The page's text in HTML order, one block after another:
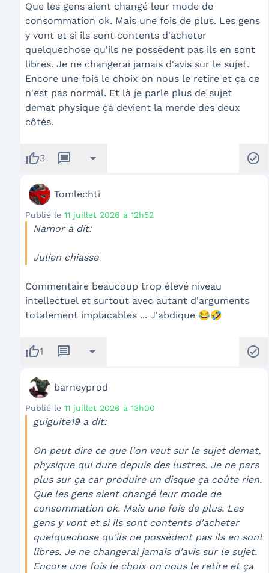
Que les gens aient changé leur mode de
consommation ok. Mais une fois de plus. Les gens
y vont et si ils sont contents d'acheter
quelquechose qu'ils ne possèdent pas ils en sont
libres. Je ne changerai jamais d'avis sur le sujet.
Encore une fois le choix on nous le retire et ça ce
n'est pas normal. Et là je parle plus de sujet
demat physique ça devient la merde des deux
côtés.
thumb_up3 message arrow_drop_down check_circle
Tomlechti
Publié le 11 juillet 2026 à 12h52
Namor a dit:
Julien chiasse
Commentaire beaucoup trop élevé niveau
intellectuel et surtout avec autant d'arguments
totalement implacables ... J'abdique 😂🤣
thumb_up1 message arrow_drop_down check_circle
barneyprod
Publié le 11 juillet 2026 à 13h00
guiguite19 a dit:
On peut dire ce que l'on veut sur le sujet demat,
physique qui dure depuis des lustres. Je ne pars
plus sur ça car produire un disque ça coûte rien.
Que les gens aient changé leur mode de
consommation ok. Mais une fois de plus. Les
gens y vont et si ils sont contents d'acheter
quelquechose qu'ils ne possèdent pas ils en sont
libres. Je ne changerai jamais d'avis sur le sujet.
Encore une fois le choix on nous le retire et ça